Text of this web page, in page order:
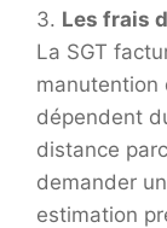
3. Les frais
La SGT
manutention
dépendent
distance
demander
estimation